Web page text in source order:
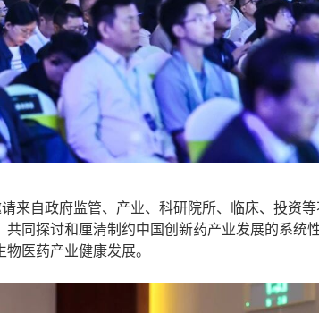
自政府监管、产业、科研院所、临床、投资
同探讨和厘清制约中国创新药产业发展的系统
医药产业健康发展。